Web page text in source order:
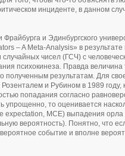
инциденте, в данном
и Эдинбургского
– A Meta-Analysis» в
чисел (ГСЧ) с
психокинеза. Правда величина
результатам. Для
и Рубином в 1989 году,
попадания согласно
то оценивается
expectation, MCE) выпадения
вероятность). Понятно, что
событие и вполне